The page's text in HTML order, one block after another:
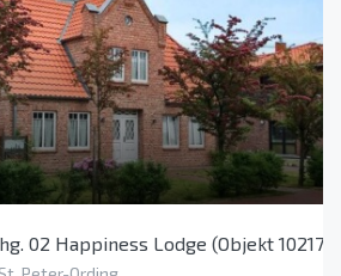
02 Happiness Lodge (Objekt